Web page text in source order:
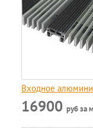
Входное
16900руб за